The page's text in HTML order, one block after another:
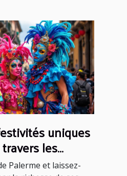
uniques
les
Palerme et laissez-